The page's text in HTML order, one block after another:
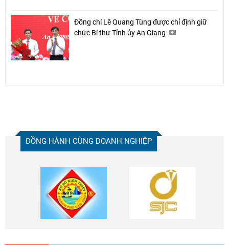
Đồng chí Lê Quang Tùng được chỉ định giữ
chức Bí thư Tỉnh ủy An Giang
ĐỒNG HÀNH CÙNG DOANH NGHIỆP